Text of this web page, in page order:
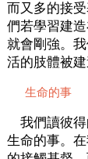
而又多的接
們若學習建
就會剛強。
活的肢體被
生命的事
我們讀彼
生命的事。